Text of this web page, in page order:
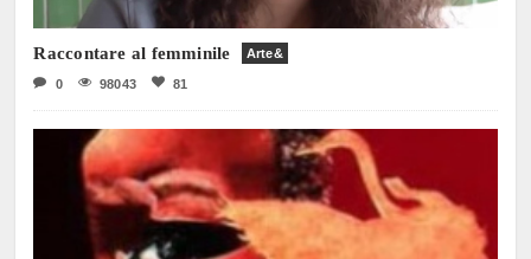
Raccontare al femminile Arte&
0 98043 81